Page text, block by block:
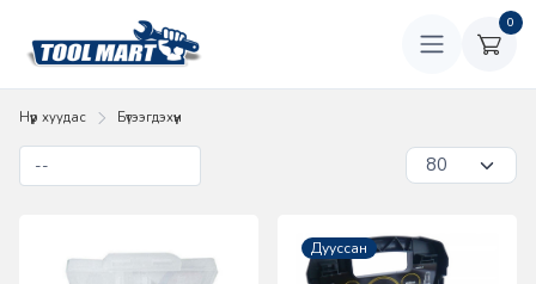
0
Нүүр хуудас Бүтээгдэхүүн
Дууссан